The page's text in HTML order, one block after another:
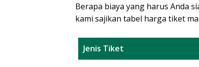
Berapa biaya yang harus Anda
kami sajikan tabel harga tiket
Jenis Tiket